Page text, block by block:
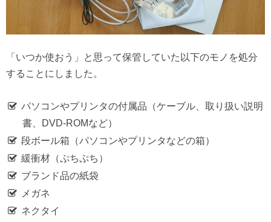
「いつか使おう」と思って保管していた以下のモノを処分
することにしました。
パソコンやプリンタの付属品（ケーブル、取り扱い説明
書、DVD-ROMなど）
段ボール箱（パソコンやプリンタなどの箱）
緩衝材（ぷちぷち）
ブランド品の紙袋
メガネ
ネクタイ